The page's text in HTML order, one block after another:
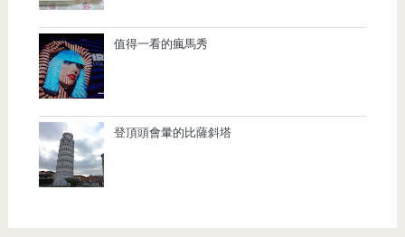
值得一看的瘋馬秀
登頂頭會暈的比薩斜塔